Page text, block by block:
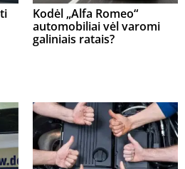
Kodėl „Alfa Romeo“
automobiliai vėl varomi
galiniais ratais?